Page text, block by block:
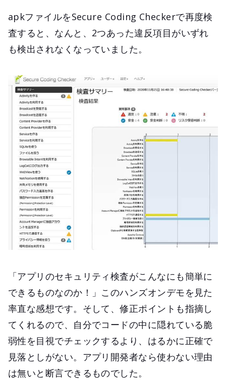
apkファイルをSecure Coding Checkerで再度検
査すると、なんと、2つあった違反項目がいずれ
も検出されなくなっていました。
「アプリのセキュリティ検査がこんなにも簡単に
できるものなのか！」このハンズオンデモを見た
率直な感想です。そして、修正ポイントも指摘し
てくれるので、自分でコードの中に隠れている脆
弱性を目視でチェックするより、はるかに正確で
見落としがない。アプリ開発者なら使わない理由
は無いと断言できるものでした。